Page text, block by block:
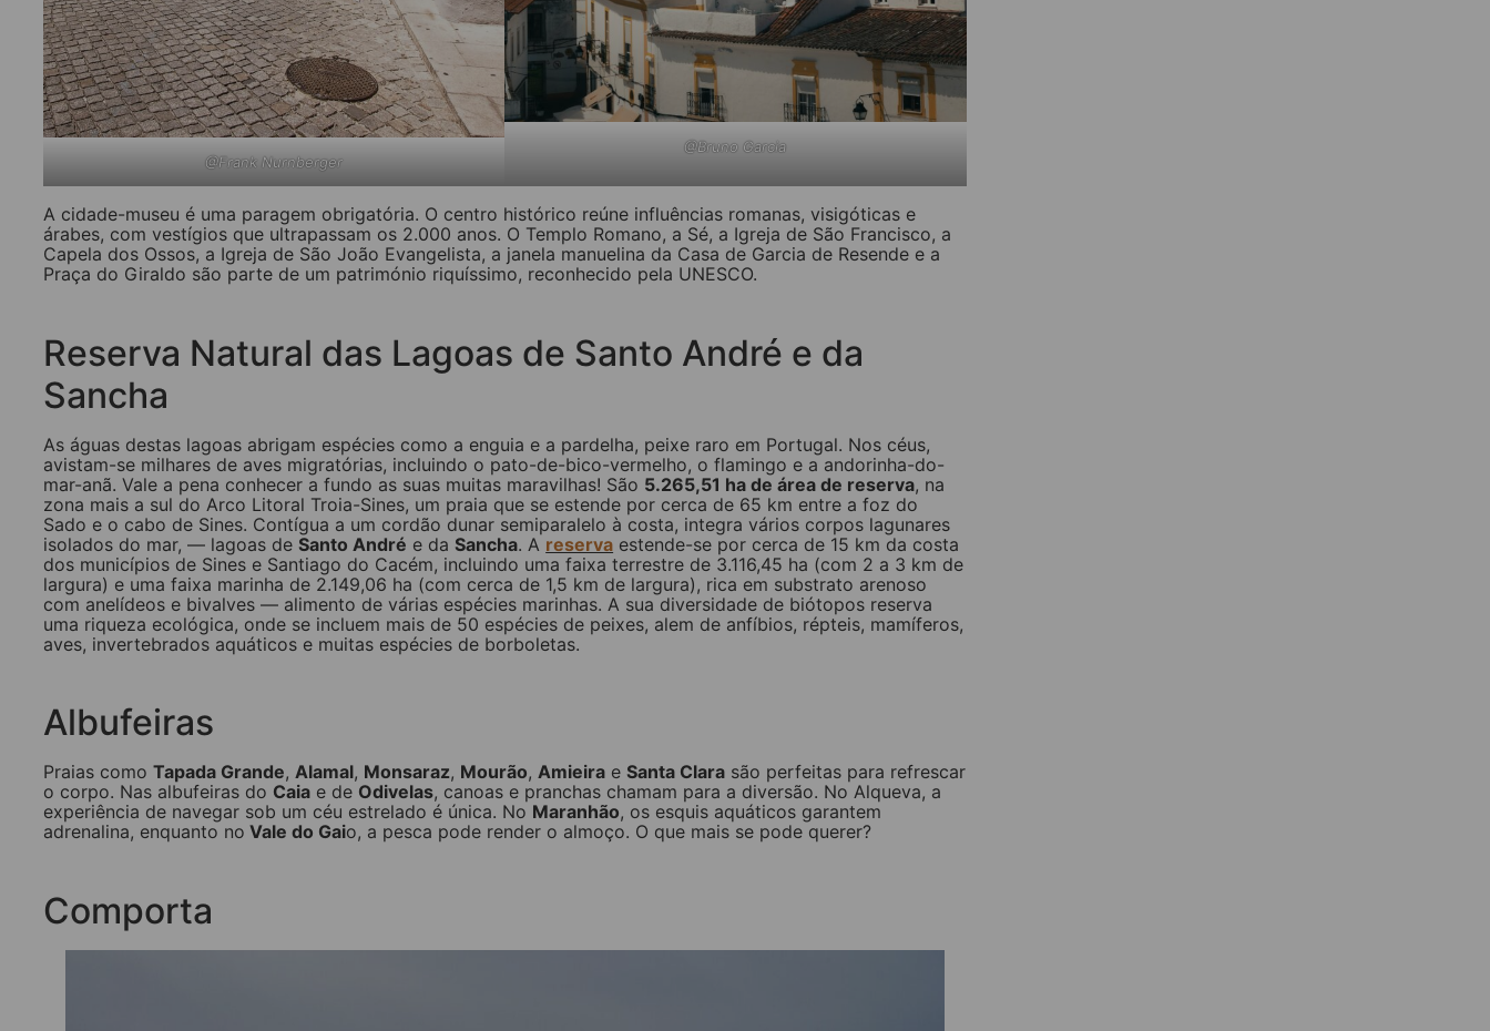
@Frank Nurnberger
@Bruno Garcia
A cidade-museu é uma paragem obrigatória. O centro histórico reúne influências romanas, visigóticas e
árabes, com vestígios que ultrapassam os 2.000 anos. O Templo Romano, a Sé, a Igreja de São Francisco, a
Capela dos Ossos, a Igreja de São João Evangelista, a janela manuelina da Casa de Garcia de Resende e a
Praça do Giraldo são parte de um património riquíssimo, reconhecido pela UNESCO.
Reserva Natural das Lagoas de Santo André e da
Sancha
As águas destas lagoas abrigam espécies como a enguia e a pardelha, peixe raro em Portugal. Nos céus,
avistam-se milhares de aves migratórias, incluindo o pato-de-bico-vermelho, o flamingo e a andorinha-do-
mar-anã. Vale a pena conhecer a fundo as suas muitas maravilhas! São 5.265,51 ha de área de reserva, na
zona mais a sul do Arco Litoral Troia-Sines, um praia que se estende por cerca de 65 km entre a foz do
Sado e o cabo de Sines. Contígua a um cordão dunar semiparalelo à costa, integra vários corpos lagunares
isolados do mar, — lagoas deSanto André e daSancha. A reserva estende-se por cerca de 15 km da costa
dos municípios de Sines e Santiago do Cacém, incluindo uma faixa terrestre de 3.116,45 ha (com 2 a 3 km de
largura) e uma faixa marinha de 2.149,06 ha (com cerca de 1,5 km de largura), rica em substrato arenoso
com anelídeos e bivalves — alimento de várias espécies marinhas. A sua diversidade de biótopos reserva
uma riqueza ecológica, onde se incluem mais de 50 espécies de peixes, alem de anfíbios, répteis, mamíferos,
aves, invertebrados aquáticos e muitas espécies de borboletas.
Albufeiras
Praias comoTapada Grande,Alamal, Monsaraz, Mourão,Amieira eSanta Clara são perfeitas para refrescar
o corpo. Nas albufeiras do Caia e de Odivelas, canoas e pranchas chamam para a diversão. No Alqueva, a
experiência de navegar sob um céu estrelado é única. No Maranhão, os esquis aquáticos garantem
adrenalina, enquanto no Vale do Gaio, a pesca pode render o almoço. O que mais se pode querer?
Comporta